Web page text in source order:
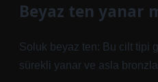
Beyaz ten yanar
Soluk beyaz ten: Bu cilt tipi
sürekli yanar ve asla